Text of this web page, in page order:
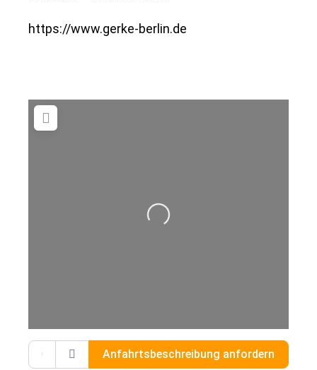
https://www.gerke-berlin.de
Wird geladen …
Gib deinen Standort ein.
Anfahrtsbeschreibung anfordern